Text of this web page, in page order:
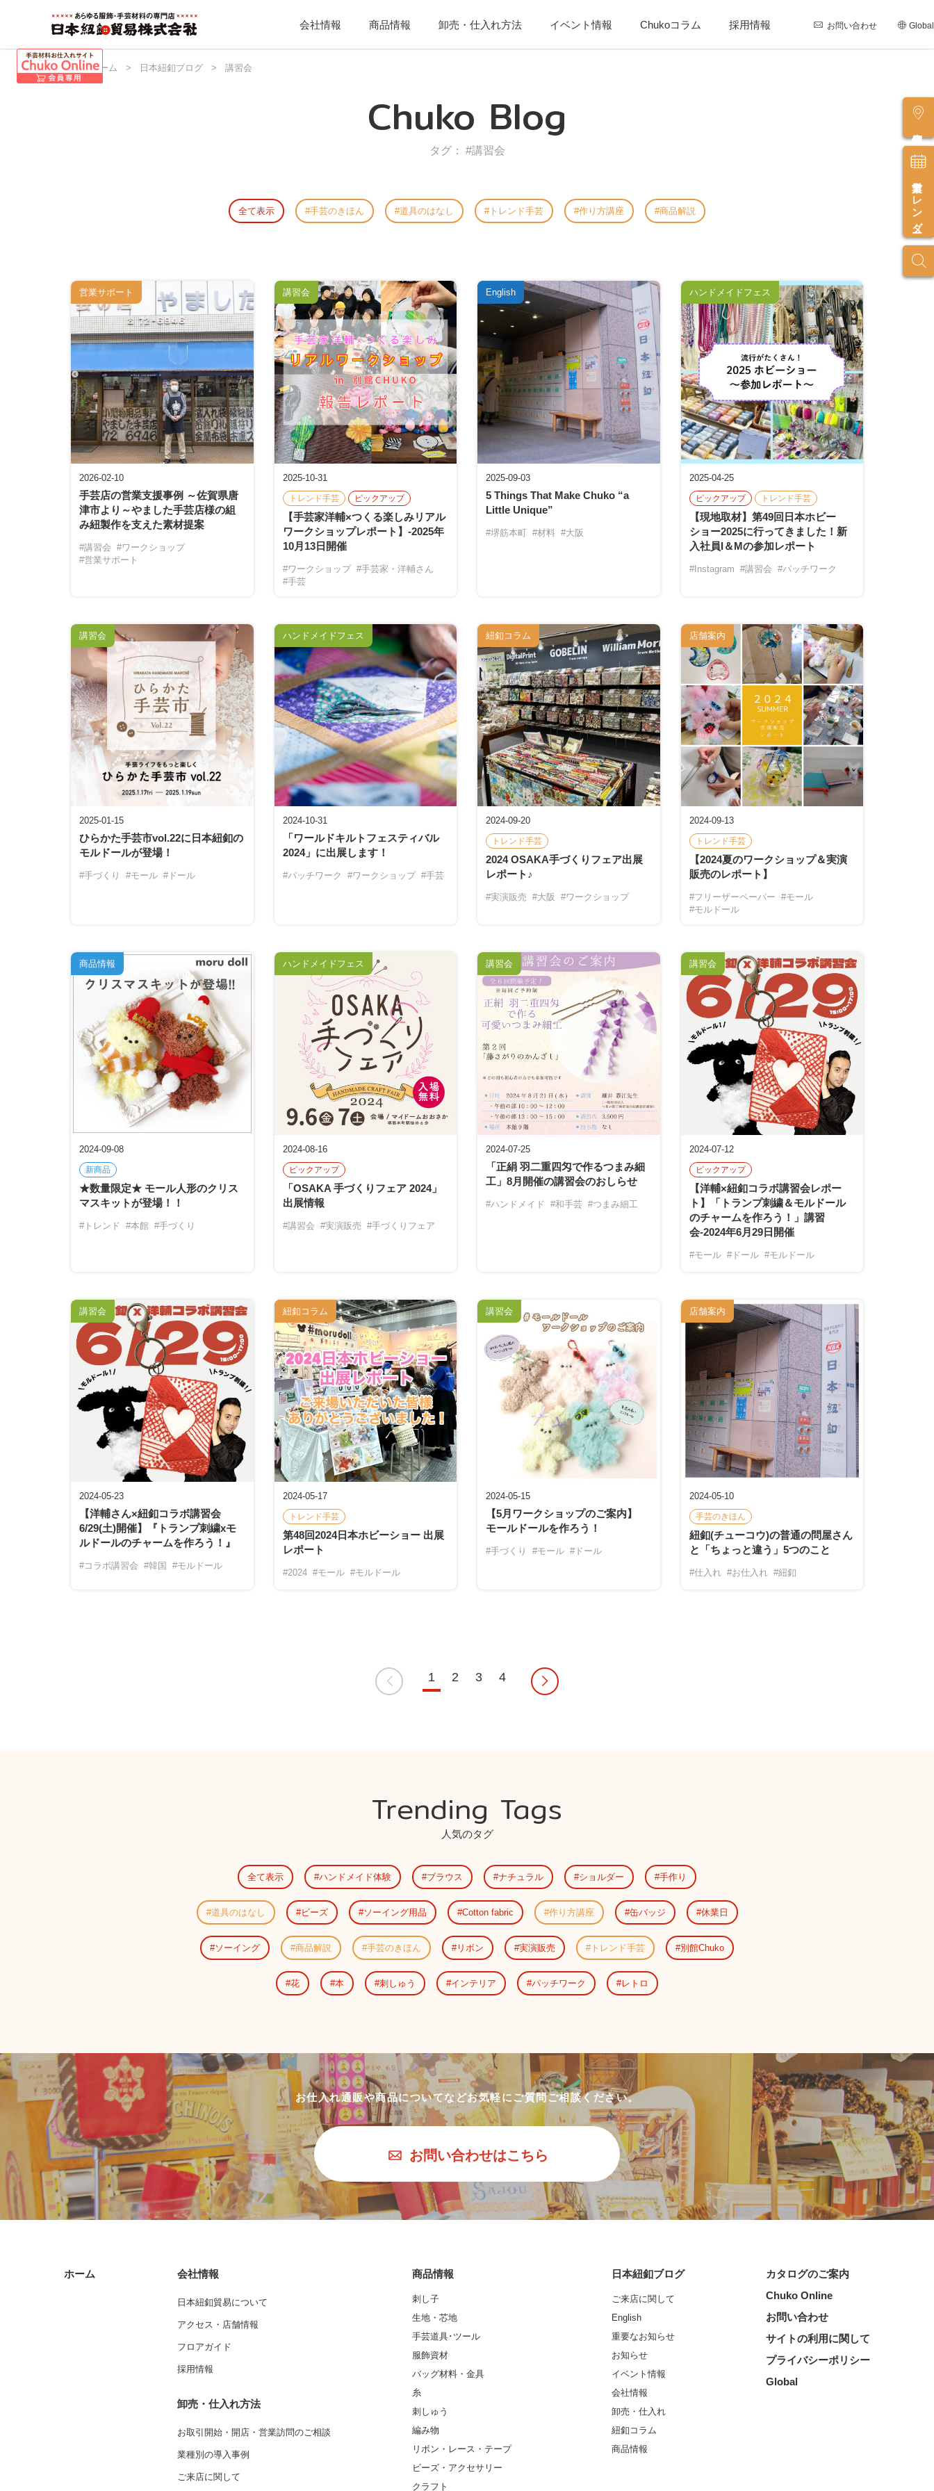
会社情報 商品情報 卸売・仕入れ方法 イベント情報 Chukoコラム 採用情報 お問い合わせ Global
営業カレンダー
日本紐釦 ホーム > 日本紐釦ブログ > 講習会
Chuko Blog
タグ： #講習会
全て表示 手芸のきほん 道具のはなし トレンド手芸 作り方講座 商品解説
2026-02-10
手芸店の営業支援事例 ～佐賀県唐
津市より～やました手芸店様の組
み紐製作を支えた素材提案
#講習会 #ワークショップ
#営業サポート
営業サポート
2025-10-31
トレンド手芸 ピックアップ
【手芸家洋輔×つくる楽しみリアル
ワークショップレポート】-2025年
10月13日開催
#ワークショップ #手芸家・洋輔さん
#手芸
講習会
2025-09-03
5 Things That Make Chuko “a
Little Unique”
#堺筋本町 #材料 #大阪
English
2025-04-25
ピックアップ トレンド手芸
【現地取材】第49回日本ホビー
ショー2025に行ってきました！新
入社員I＆Mの参加レポート
#Instagram #講習会 #パッチワーク
ハンドメイドフェス
2025-01-15
ひらかた手芸市vol.22に日本紐釦の
モルドールが登場！
#手づくり #モール #ドール
講習会
2024-10-31
「ワールドキルトフェスティバル
2024」に出展します！
#パッチワーク #ワークショップ #手芸
ハンドメイドフェス
2024-09-20
トレンド手芸
2024 OSAKA手づくりフェア出展
レポート♪
#実演販売 #大阪 #ワークショップ
紐釦コラム
2024-09-13
トレンド手芸
【2024夏のワークショップ＆実演
販売のレポート】
#フリーザーペーパー #モール
#モルドール
店舗案内
2024-09-08
新商品
★数量限定★ モール人形のクリス
マスキットが登場！！
#トレンド #本館 #手づくり
商品情報
2024-08-16
ピックアップ
「OSAKA 手づくりフェア 2024」
出展情報
#講習会 #実演販売 #手づくりフェア
ハンドメイドフェス
2024-07-25
「正絹 羽二重四匁で作るつまみ細
工」8月開催の講習会のおしらせ
#ハンドメイド #和手芸 #つまみ細工
講習会
2024-07-12
ピックアップ
【洋輔×紐釦コラボ講習会レポー
ト】「トランプ刺繍＆モルドール
のチャームを作ろう！」講習
会-2024年6月29日開催
#モール #ドール #モルドール
講習会
2024-05-23
【洋輔さん×紐釦コラボ講習会
6/29(土)開催】『トランプ刺繍xモ
ルドールのチャームを作ろう！』
#コラボ講習会 #韓国 #モルドール
講習会
2024-05-17
トレンド手芸
第48回2024日本ホビーショー 出展
レポート
#2024 #モール #モルドール
紐釦コラム
2024-05-15
【5月ワークショップのご案内】
モールドールを作ろう！
#手づくり #モール #ドール
講習会
2024-05-10
手芸のきほん
紐釦(チューコウ)の普通の問屋さん
と「ちょっと違う」5つのこと
#仕入れ #お仕入れ #紐釦
店舗案内
1 2 3 4
Trending Tags
人気のタグ
全て表示 ハンドメイド体験 ブラウス ナチュラル ショルダー 手作り
道具のはなし ビーズ ソーイング用品 Cotton fabric 作り方講座 缶バッジ 休業日
ソーイング 商品解説 手芸のきほん リボン 実演販売 トレンド手芸 別館Chuko
花 本 刺しゅう インテリア パッチワーク レトロ
お仕入れ通販や商品についてなどお気軽にご質問ご相談ください。
お問い合わせはこちら
ホーム 会社情報
日本紐釦貿易について
アクセス・店舗情報
フロアガイド
採用情報
卸売・仕入れ方法
お取引開始・開店・営業訪問のご相談
業種別の導入事例
ご来店に関して
商品情報
刺し子
生地・芯地
手芸道具･ツール
服飾資材
バッグ材料・金具
糸
刺しゅう
編み物
リボン・レース・テープ
ビーズ・アクセサリー
クラフト
日本紐釦ブログ
ご来店に関して
English
重要なお知らせ
お知らせ
イベント情報
会社情報
卸売・仕入れ
紐釦コラム
商品情報
カタログのご案内
Chuko Online
お問い合わせ
サイトの利用に関して
プライバシーポリシー
Global